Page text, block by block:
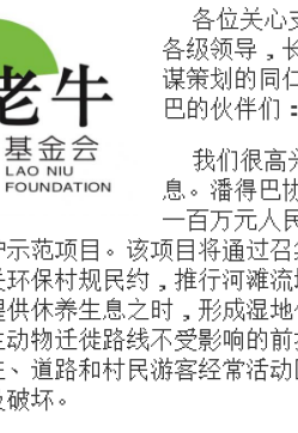
各位关心
各级领导，
谋策划的同
巴的伙伴们
我们很高
息。潘得巴
一百万元人
范项目。该项目将通过
保村规民约，推行河滩
休养生息之时，形成湿
物迁徙路线不受影响的
道路和村民游客经常活
坏。